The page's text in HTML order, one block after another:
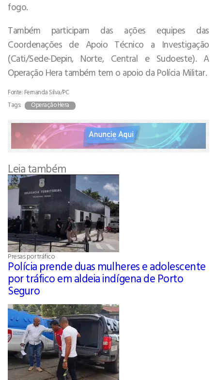
fogo.
Também participam das ações equipes das
Coordenações de Apoio Técnico a Investigação
(Cati/Sede-Depin, Norte, Central e Sudoeste). A
Operação Hera também tem o apoio da Polícia Militar.
Fonte: Fernanda Silva/PC
Tags:
Operação Hera
Leia também
Presas por tráfico
Polícia prende duas mulheres e adolescente
por tráfico em aldeia indígena de Porto
Seguro